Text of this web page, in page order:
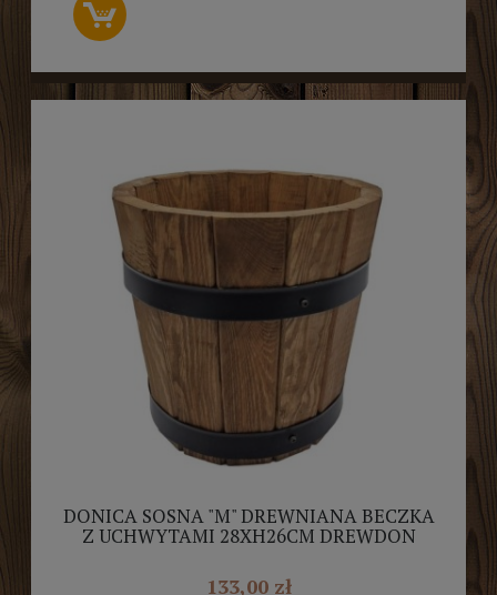
DONICA SOSNA "M" DREWNIANA BECZKA
Z UCHWYTAMI 28XH26CM DREWDON
133,00 zł